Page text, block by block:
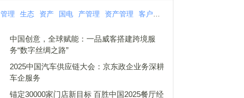
管理 生态 资产 国电 产管理 资产管理 客户
中国创意，全球赋能：一品威客搭建跨境服
务“数字丝绸之路”
2025中国汽车供应链大会：京东政企业务深耕
车企服务
锚定30000家门店新目标 百胜中国2025餐厅经